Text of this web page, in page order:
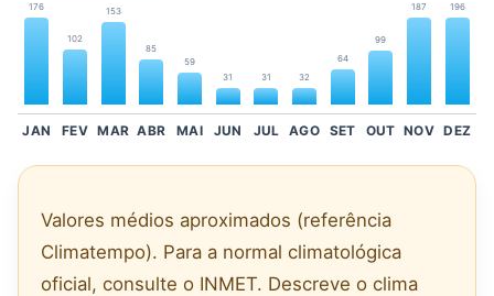
176
102
153
85
59
31
31 32
64
99
187 196
JAN FEV MAR ABR MAI JUN JUL AGO SET OUT NOV DEZ
Valores médios aproximados (referência
Climatempo). Para a normal climatológica
oficial, consulte o INMET. Descreve o clima